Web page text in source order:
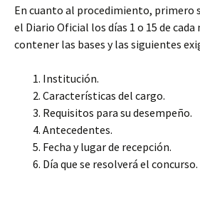
En cuanto al procedimiento, primero
el Diario Oficial los días 1 o 15 de cada
contener las bases y las siguientes
Institución.
Características del cargo.
Requisitos para su desempeño.
Antecedentes.
Fecha y lugar de recepción.
Día que se resolverá el concurso.